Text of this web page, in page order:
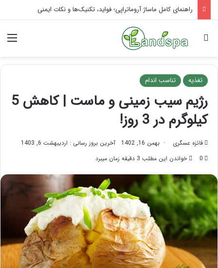
تاثیر ماساژ بر افسردگی؛ با ماساژ درمانی افسردگی را درمان کنید!
جستجو برای
تغذیه تناسب اندام
رژیم سیب زمینی و ماست | کاهش 5
کیلوگرم در 3 روز!
فائزه عسگری بهمن 16, 1402
آخرین بروز رسانی : اردیبهشت 6, 1403
0
خواندن این مطلب 3 دقیقه زمان میبرد